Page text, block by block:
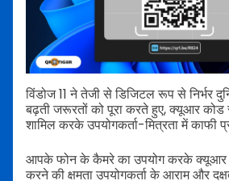
विंडोज 11 ने तेजी से डिजिटल रूप से निर्भर
बढ़ती जरूरतों को पूरा करते हुए, क्यूआर कोड
शामिल करके उपयोगकर्ता-मित्रता में काफी
आपके फोन के कैमरे का उपयोग करके क्यूआर
करने की क्षमता उपयोगकर्ता के आराम और